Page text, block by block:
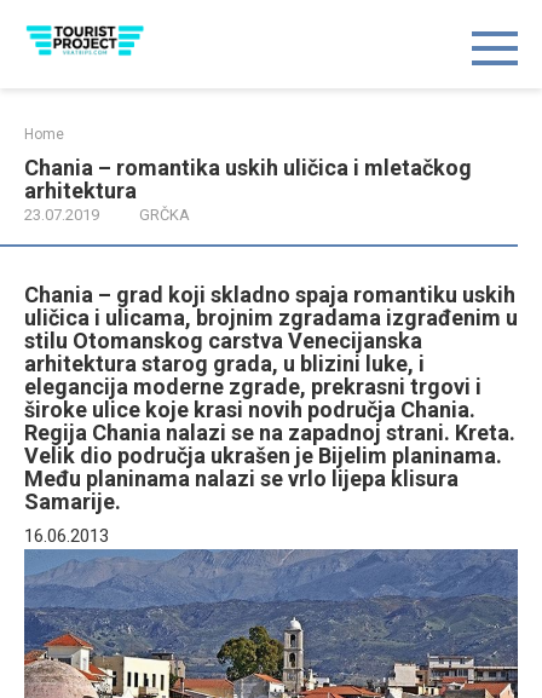
content
Home
Chania – romantika uskih uličica i mletačkog
arhitektura
23.07.2019 GRČKA
Chania – grad koji skladno spaja romantiku uskih
uličica i ulicama, brojnim zgradama izgrađenim u
stilu Otomanskog carstva Venecijanska
arhitektura starog grada, u blizini luke, i
elegancija moderne zgrade, prekrasni trgovi i
široke ulice koje krasi novih područja Chania.
Regija Chania nalazi se na zapadnoj strani. Kreta.
Velik dio područja ukrašen je Bijelim planinama.
Među planinama nalazi se vrlo lijepa klisura
Samarije.
16.06.2013